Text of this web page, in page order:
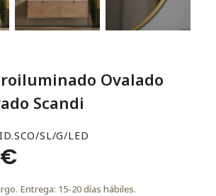
Ovalado
Scandi
SL/G/LED
Entrega: 15-20 días hábiles.